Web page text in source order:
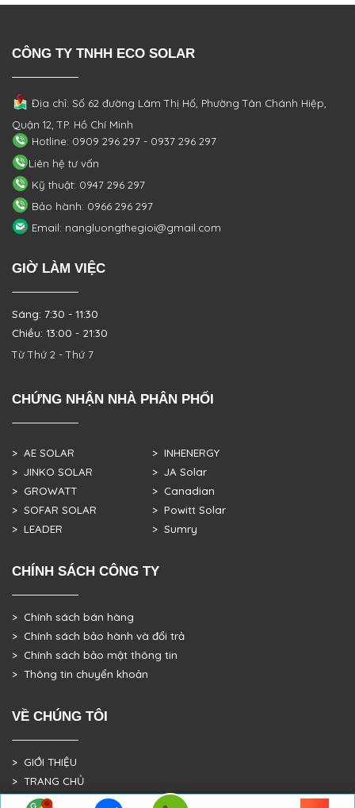
CÔNG TY TNHH ECO SOLAR
Địa chỉ: Số 62 đường Lâm Thị Hố, PhườngTân Chánh Hiệp,
Quận 12, TP. Hồ Chí Minh
Hotline: 0909 296 297 - 0937 296 297
Liên hệ tư vấn
Kỹ thuật: 0947 296 297
Bảo hành: 0966 296 297
Email: nangluongthegioi@gmail.com
GIỜ LÀM VIỆC
Sáng: 7:30 - 11:30
Chiều: 13:00 - 21:30
Từ Thứ 2 - Thứ 7
CHỨNG NHẬN NHÀ PHÂN PHỐI
> AE SOLAR
> JINKO SOLAR
> GROWATT
> SOFAR SOLAR
> LEADER
> INHENERGY
> JA Solar
> Canadian
> Powitt Solar
> Sumry
CHÍNH SÁCH CÔNG TY
> Chính sách bán hàng
> Chính sách bảo hành và đổi trả
> Chính sách bảo mật thông tin
> Thông tin chuyển khoản
VỀ CHÚNG TÔI
> GIỚI THIỆU
> TRANG CHỦ
> DỰ ÁN THỰC TẾ